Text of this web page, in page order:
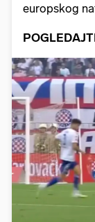
europskog